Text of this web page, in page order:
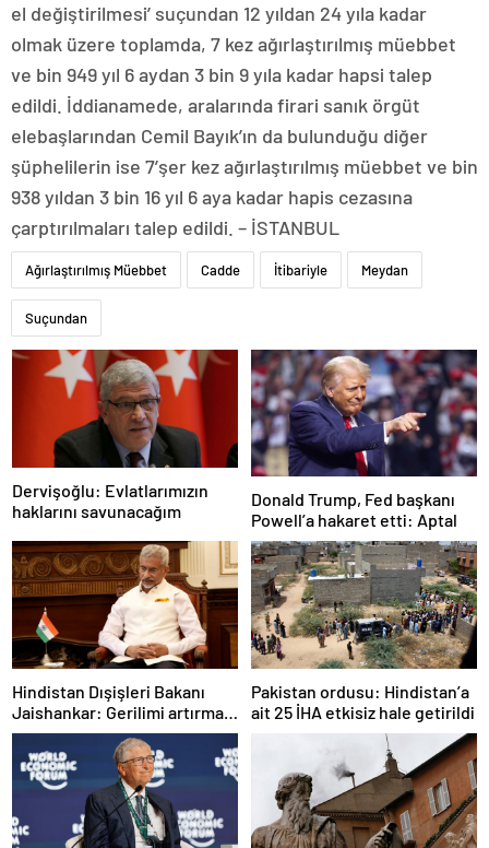
el değiştirilmesi’ suçundan 12 yıldan 24 yıla kadar
olmak üzere toplamda, 7 kez ağırlaştırılmış müebbet
ve bin 949 yıl 6 aydan 3 bin 9 yıla kadar hapsi talep
edildi. İddianamede, aralarında firari sanık örgüt
elebaşlarından Cemil Bayık’ın da bulunduğu diğer
şüphelilerin ise 7’şer kez ağırlaştırılmış müebbet ve bin
938 yıldan 3 bin 16 yıl 6 aya kadar hapis cezasına
çarptırılmaları talep edildi. – İSTANBUL
Ağırlaştırılmış Müebbet Cadde İtibariyle Meydan
Suçundan
Dervişoğlu: Evlatlarımızın
haklarını savunacağım
Donald Trump, Fed başkanı
Powell’a hakaret etti: Aptal
Hindistan Dışişleri Bakanı
Jaishankar: Gerilimi artırmak
gibi bir niyetimiz yok
Pakistan ordusu: Hindistan’a
ait 25 İHA etkisiz hale getirildi